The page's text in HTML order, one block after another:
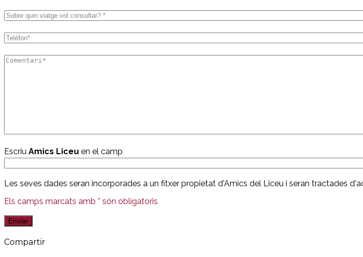
Escriu Amics Liceu en el camp
Les seves dades seran incorporades a un fitxer propietat d'Amics del Liceu i seran tractades
Els camps marcats amb * són obligatoris
Compartir